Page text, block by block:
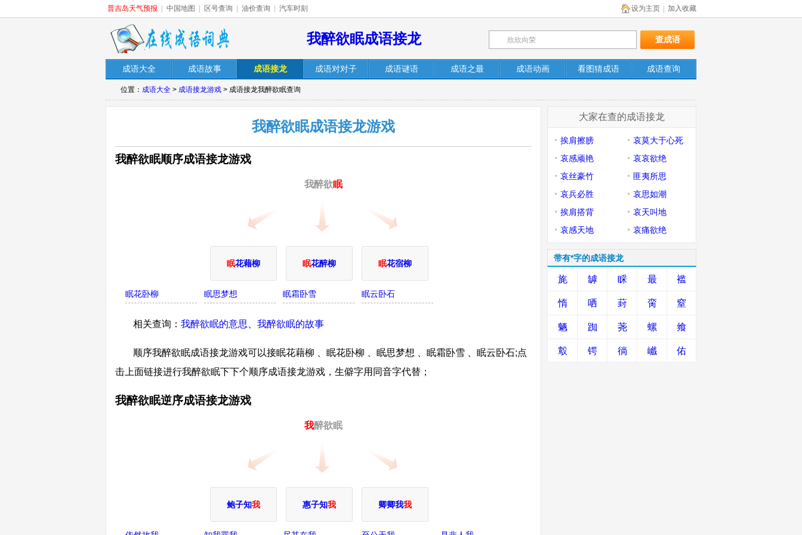
普吉岛天气预报 中国地图 区号查询 油价查询 汽车时刻 加入收藏
设为主页
我醉欲眠成语接龙
成语大全 成语故事 成语接龙 成语对对子 成语谜语 成语之最 成语动画 看图猜成语 成语查询
位置： 成语大全 > 成语接龙游戏 > 成语接龙我醉欲眠查询
我醉欲眠成语接龙游戏
我醉欲眠顺序成语接龙游戏
我醉欲眠
眠花藉柳 眠花醉柳 眠花宿柳
眠花卧柳 眠思梦想 眠霜卧雪 眠云卧石
相关查询： 我醉欲眠的意思 我醉欲眠的故事
顺序我醉欲眠成语接龙游戏可以接眠花藉柳 、眠花卧柳 、眠思梦想 、眠霜卧雪 、眠云卧石;点
击上面链接进行我醉欲眠下下个顺序成语接龙游戏，生僻字用同音字代替；
我醉欲眠逆序成语接龙游戏
我醉欲眠
鲍子知我 惠子知我 卿卿我我
大家在查的成语接龙
挨肩擦膀
哀莫大于心死
哀感顽艳
哀哀欲绝
哀丝豪竹
匪夷所思
哀兵必胜
哀思如潮
挨肩搭背
哀天叫地
哀感天地
哀痛欲绝
带有*字的成语接龙
旄 罅 睬 最 褴
惰 哂 葑 脔 窒
魉 踟 荛 螺 飨
鷇 锷 徜 巇 佑